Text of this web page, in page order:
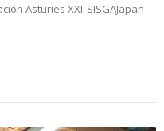
Asturies XXI SISGAJapan